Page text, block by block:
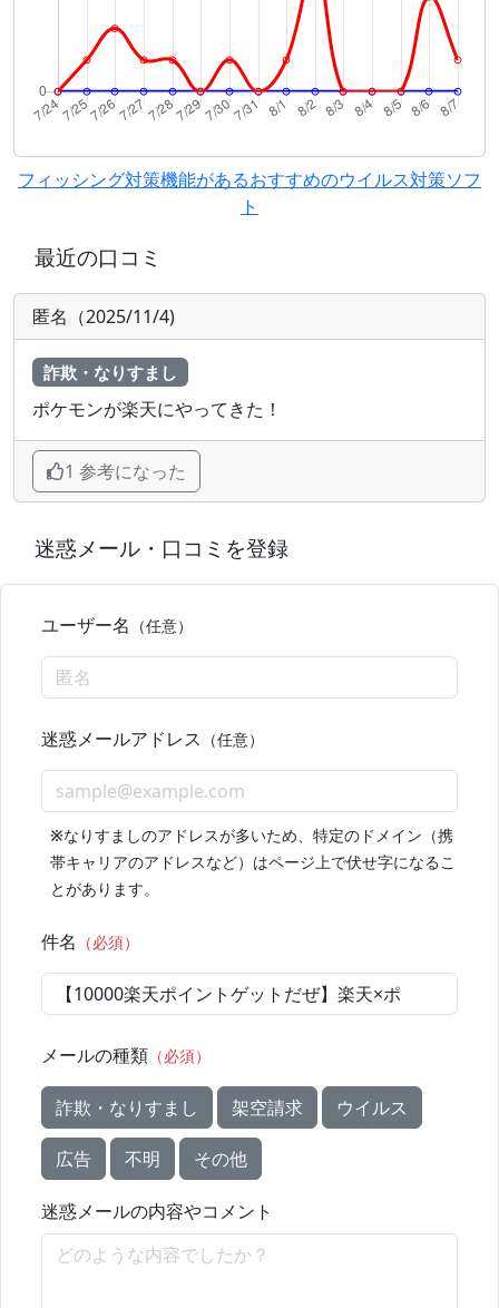
フィッシング対策機能があるおすすめのウイルス対策ソフ
ト
最近の口コミ
匿名（2025/11/4)
詐欺・なりすまし
ポケモンが楽天にやってきた！
1 参考になった
迷惑メール・口コミを登録
ユーザー名 （任意）
迷惑メールアドレス （任意）
※なりすましのアドレスが多いため、特定のドメイン（携
帯キャリアのアドレスなど）はページ上で伏せ字になるこ
とがあります。
件名 （必須）
メールの種類 （必須）
詐欺・なりすまし 架空請求 ウイルス
広告 不明 その他
迷惑メールの内容やコメント